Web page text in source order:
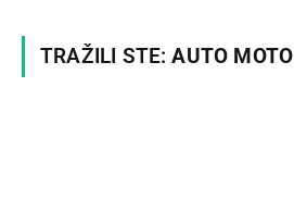
TRAŽILI STE:AUTO MOTO